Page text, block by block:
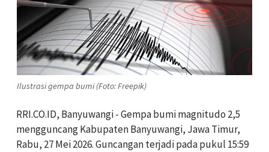
Ilustrasi gempa bumi (Foto: Freepik)
RRI.CO.ID, Banyuwangi - Gempa bumi magnitudo 2,5
mengguncang Kabupaten Banyuwangi, Jawa Timur,
Rabu, 27 Mei 2026. Guncangan terjadi pada pukul 15:59